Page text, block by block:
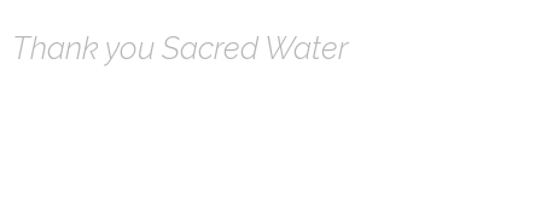
Thank you Sacred Water